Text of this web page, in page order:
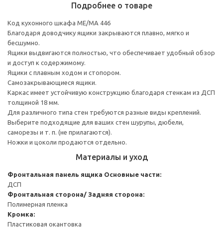
Подробнее о товаре
Код кухонного шкафа ME/MA 446
Благодаря доводчику ящики закрываются плавно, мягко и
бесшумно.
Ящики выдвигаются полностью, что обеспечивает удобный обзор
и доступ к содержимому.
Ящики с плавным ходом и стопором.
Самозакрывающиеся ящики.
Каркас имеет устойчивую конструкцию благодаря стенкам из ДСП
толщиной 18 мм.
Для различного типа стен требуются разные виды креплений.
Выберите подходящие для ваших стен шурупы, дюбели,
саморезы и т. п. (не прилагаются).
Ножки и цоколи продаются отдельно.
Материалы и уход
Фронтальная панель ящика Основные части:
ДСП
Фронтальная сторона/ Задняя сторона:
Полимерная пленка
Кромка:
Пластиковая окантовка